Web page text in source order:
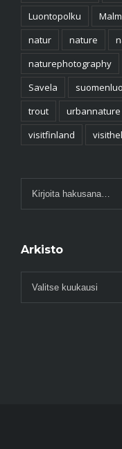
Luontopolku
natur
nature
naturephotography
Savela
trout
urbannature
visitfinland
Arkisto
Arkisto